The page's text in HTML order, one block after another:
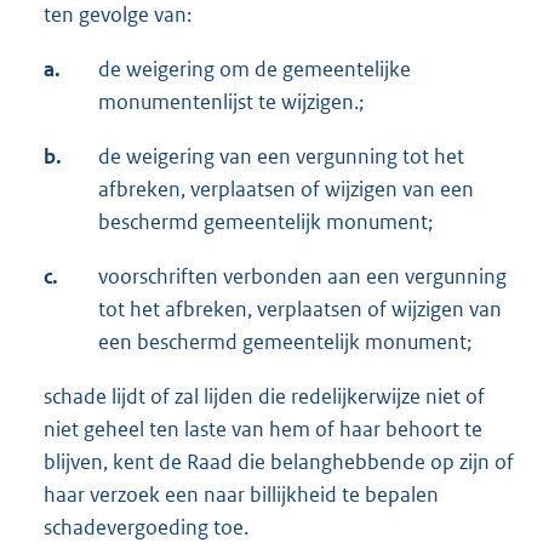
ten gevolge van:
a.
de weigering om de gemeentelijke
monumentenlijst te wijzigen.;
b.
de weigering van een vergunning tot het
afbreken, verplaatsen of wijzigen van een
beschermd gemeentelijk monument;
c.
voorschriften verbonden aan een vergunning
tot het afbreken, verplaatsen of wijzigen van
een beschermd gemeentelijk monument;
schade lijdt of zal lijden die redelijkerwijze niet of
niet geheel ten laste van hem of haar behoort te
blijven, kent de Raad die belanghebbende op zijn of
haar verzoek een naar billijkheid te bepalen
schadevergoeding toe.